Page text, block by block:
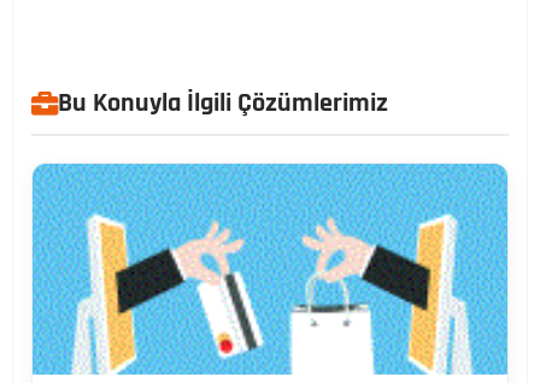
Bu Konuyla İlgili Çözümlerimiz